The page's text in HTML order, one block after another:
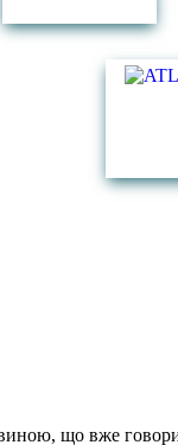
що вже